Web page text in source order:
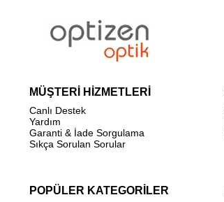
MÜŞTERİ HİZMETLERİ
Canlı Destek
Yardım
Garanti & İade Sorgulama
Sıkça Sorulan Sorular
POPÜLER KATEGORİLER